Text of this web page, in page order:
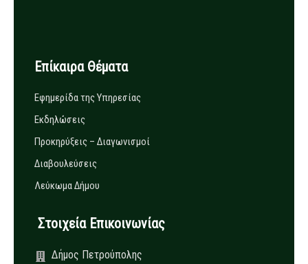
Επίκαιρα Θέματα
Εφημερίδα της Υπηρεσίας
Εκδηλώσεις
Προκηρύξεις – Διαγωνισμοί
Διαβουλεύσεις
Λεύκωμα Δήμου
Στοιχεία Επικοινωνίας
Δήμος Πετρούπολης